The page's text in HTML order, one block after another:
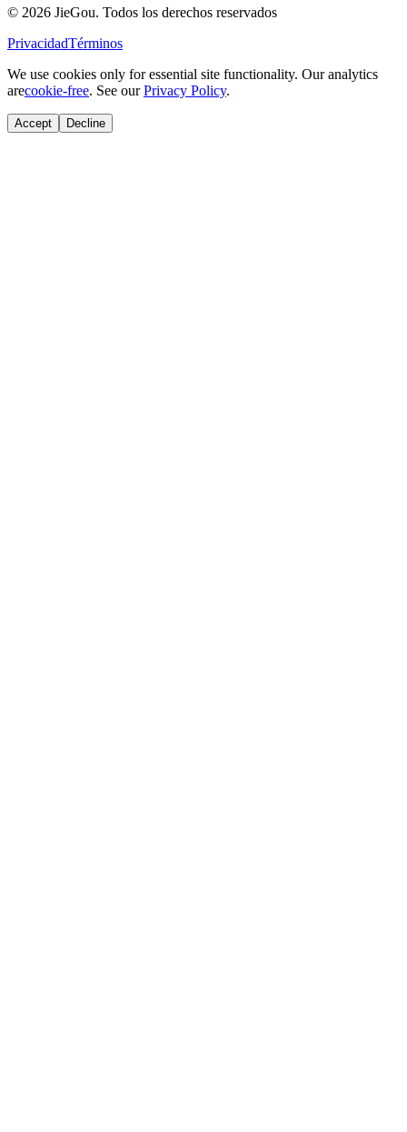
© 2026 JieGou. Todos los derechos reservados
PrivacidadTérminos
We use cookies only for essential site functionality. Our analytics
arecookie-free. See ourPrivacy Policy.
Accept Decline